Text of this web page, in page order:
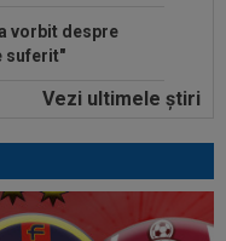
vorbit despre
suferit"
a murit subit, la
și a
Vezi ultimele ştiri